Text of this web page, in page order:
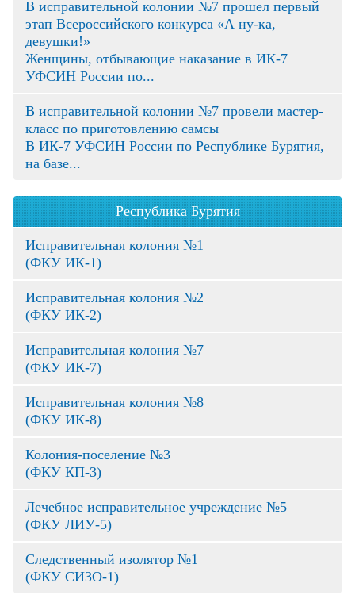
В исправительной колонии №7 прошел первый
этап Всероссийского конкурса «А ну-ка,
девушки!»
Женщины, отбывающие наказание в ИК-7
УФСИН России по...
В исправительной колонии №7 провели мастер-
класс по приготовлению самсы
В ИК-7 УФСИН России по Республике Бурятия,
на базе...
Республика Бурятия
Исправительная колония №1
(ФКУ ИК-1)
Исправительная колония №2
(ФКУ ИК-2)
Исправительная колония №7
(ФКУ ИК-7)
Исправительная колония №8
(ФКУ ИК-8)
Колония-поселение №3
(ФКУ КП-3)
Лечебное исправительное учреждение №5
(ФКУ ЛИУ-5)
Следственный изолятор №1
(ФКУ СИЗО-1)